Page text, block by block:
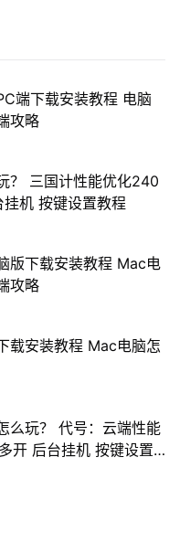
端下载安装教程 电脑
攻略
？ 三国计性能优化240
机 按键设置教程
版下载安装教程 Mac电
攻略
载安装教程 Mac电脑怎
么玩？ 代号：云端性能
开 后台挂机 按键设置